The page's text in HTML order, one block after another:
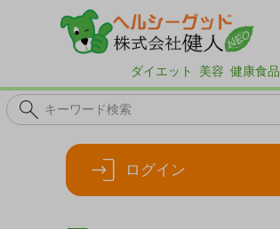
ダイエット 美容 健康食品
ログイン